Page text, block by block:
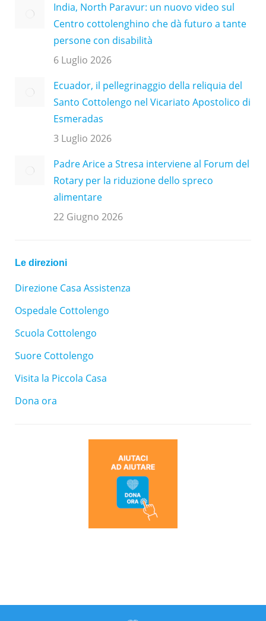
India, North Paravur: un nuovo video sul
Centro cottolenghino che dà futuro a tante
persone con disabilità
6 Luglio 2026
Ecuador, il pellegrinaggio della reliquia del
Santo Cottolengo nel Vicariato Apostolico di
Esmeradas
3 Luglio 2026
Padre Arice a Stresa interviene al Forum del
Rotary per la riduzione dello spreco
alimentare
22 Giugno 2026
Le direzioni
Direzione Casa Assistenza
Ospedale Cottolengo
Scuola Cottolengo
Suore Cottolengo
Visita la Piccola Casa
Dona ora